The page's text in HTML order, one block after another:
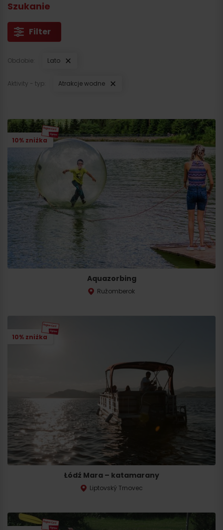
Szukanie
Filter
Obdobie: Lato
Aktivity - typ: Atrakcje wodne
10% zniżka
Aquazorbing
Ružomberok
10% zniżka
Łódź Mara – katamarany
Liptovský Trnovec